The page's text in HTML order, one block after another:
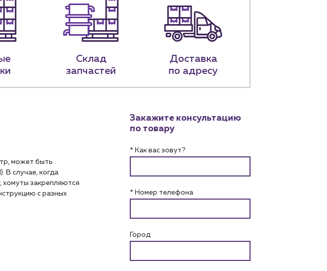
Склад
запчастей
Доставка
по адресу
может быть
В случае, когда
хомуты закрепляются
с разных
Закажите консультацию
по товару
* Как вас зовут?
* Номер телефона
Город